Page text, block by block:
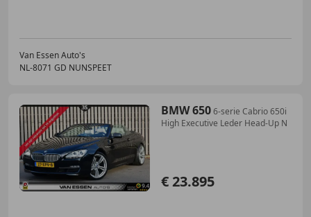
Van Essen Auto's
NL-8071 GD NUNSPEET
BMW 6506-serie Cabrio 650i
High Executive Leder Head-Up N
€ 23.895